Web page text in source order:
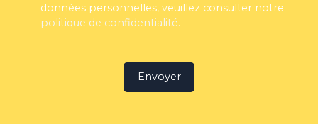
données personnelles, veuillez consulter notre
politique de confidentialité.
Envoyer